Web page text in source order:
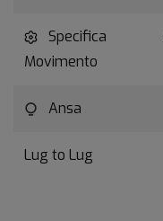
Specifica
Movimento
Ansa
Lug to Lug